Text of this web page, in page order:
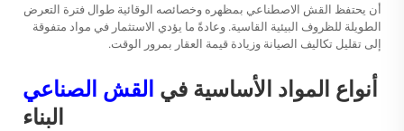
أن يحتفظ القش الاصطناعي بمظهره وخصائصه الوقائية طوال فترة التعرض
الطويلة للظروف البيئية القاسية. وعادةً ما يؤدي الاستثمار في مواد متفوقة
إلى تقليل تكاليف الصيانة وزيادة قيمة العقار بمرور الوقت.
أنواع المواد الأساسية في القش الصناعي
البناء